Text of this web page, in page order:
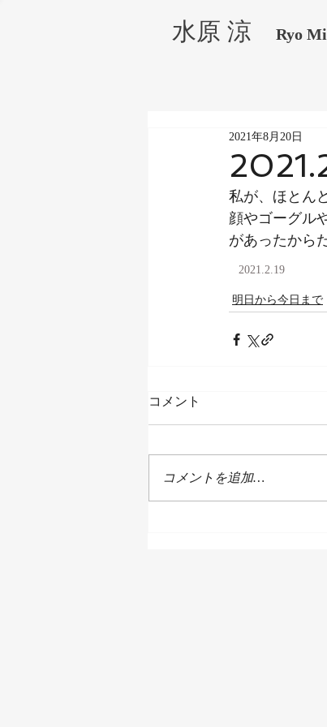
水原 涼 Ryo
2021年8月20日
私が、ほとん
顔やゴーグル
があったから
2021.2.19
明日から今日まで
コメント
コメントを追加…